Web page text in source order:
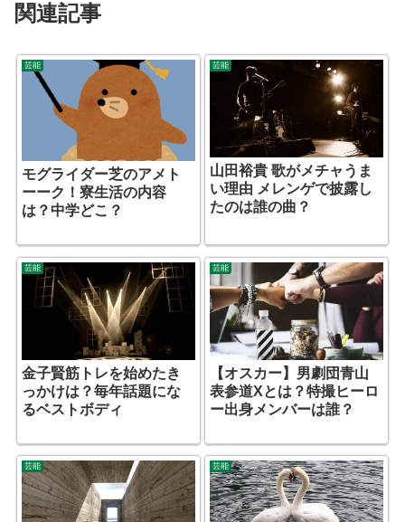
関連記事
芸能
モグライダー芝のアメト
ーーク！寮生活の内容
は？中学どこ？
芸能
山田裕貴 歌がメチャうま
い理由 メレンゲで披露し
たのは誰の曲？
芸能
金子賢筋トレを始めたき
っかけは？毎年話題にな
るベストボディ
芸能
【オスカー】男劇団青山
表参道Xとは？特撮ヒーロ
ー出身メンバーは誰？
芸能 芸能